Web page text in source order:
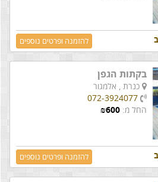
להזמנה ופרטים נוספים
בקתות הגפן
כנרת , אלמגור
072-3924077
החל מ:
₪600
להזמנה ופרטים נוספים